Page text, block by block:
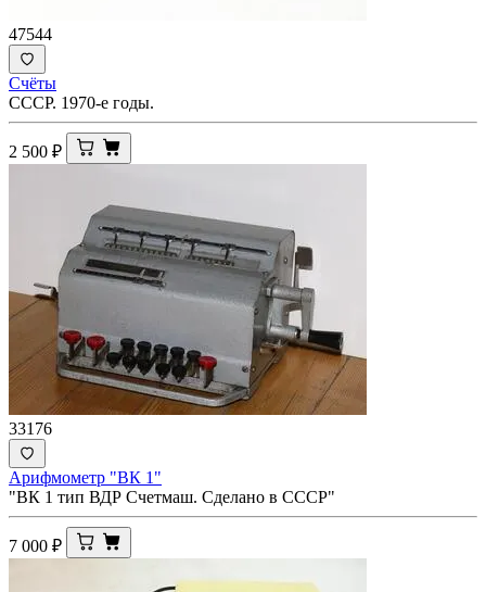
47544
Счёты
СССР. 1970-е годы.
2 500 ₽
33176
Арифмометр "ВК 1"
"ВК 1 тип ВДР Счетмаш. Сделано в СССР"
7 000 ₽